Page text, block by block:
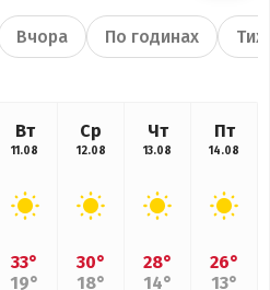
Вчора По годинах
Вт
11.08
33°
19°
Ср
12.08
30°
18°
Чт
13.08
28°
14°
Пт
14.08
26°
13°